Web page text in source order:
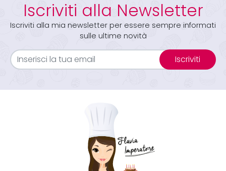
Iscriviti alla Newsletter
Iscriviti alla mia newsletter per essere sempre informati
sulle ultime novità
Iscriviti